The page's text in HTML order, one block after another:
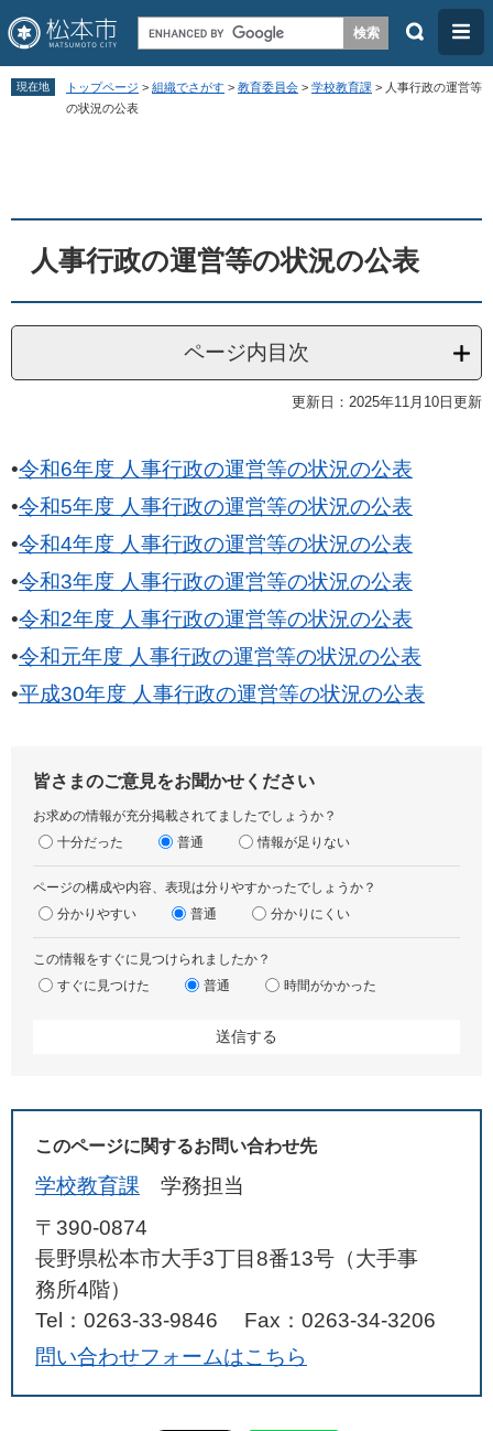
ペ
す
。
メ
し
て
検
メ
ニ
ュ
現在地 トップページ > 組織でさがす > 教育委員会 > 学校教育課 > 人事行政の運営等
の状況の公表
人事行政の運営等の状況の公表
ページ内目次
更新日：2025年11月10日更新
•令和6年度 人事行政の運営等の状況の公表
​•令和5年度 人事行政の運営等の状況の公表
•令和4年度 人事行政の運営等の状況の公表
​•令和3年度 人事行政の運営等の状況の公表
•令和2年度 人事行政の運営等の状況の公表
•令和元年度 人事行政の運営等の状況の公表
•平成30年度 人事行政の運営等の状況の公表
皆さまのご意見をお聞かせください
お求めの情報が充分掲載されてましたでしょうか？
十分だった
普通 情報が足りない
ページの構成や内容、表現は分りやすかったでしょうか？
分かりやすい
普通 分かりにくい
この情報をすぐに見つけられましたか？
すぐに見つけた
普通 時間がかかった
このページに関するお問い合わせ先
学校教育課
学務担当
〒390-0874
長野県松本市大手3丁目8番13号（大手事
務所4階）
Tel：0263-33-9846
Fax：0263-34-3206
問い合わせフォームはこちら